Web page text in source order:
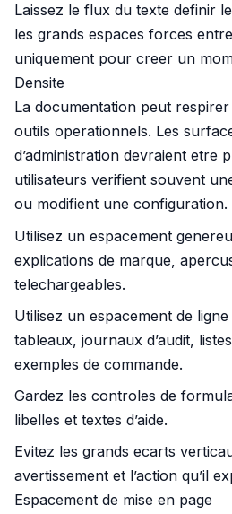
Laissez le flux du texte definir
les grands espaces forces
uniquement pour creer un
Densite
La documentation peut
outils operationnels. Les
d’administration devraient etre
utilisateurs verifient souvent
ou modifient une configuration.
Utilisez un espacement
explications de marque,
telechargeables.
Utilisez un espacement de
tableaux, journaux d’audit,
exemples de commande.
Gardez les controles de
libelles et textes d’aide.
Evitez les grands ecarts
avertissement et l’action qu’il
Espacement de mise en page